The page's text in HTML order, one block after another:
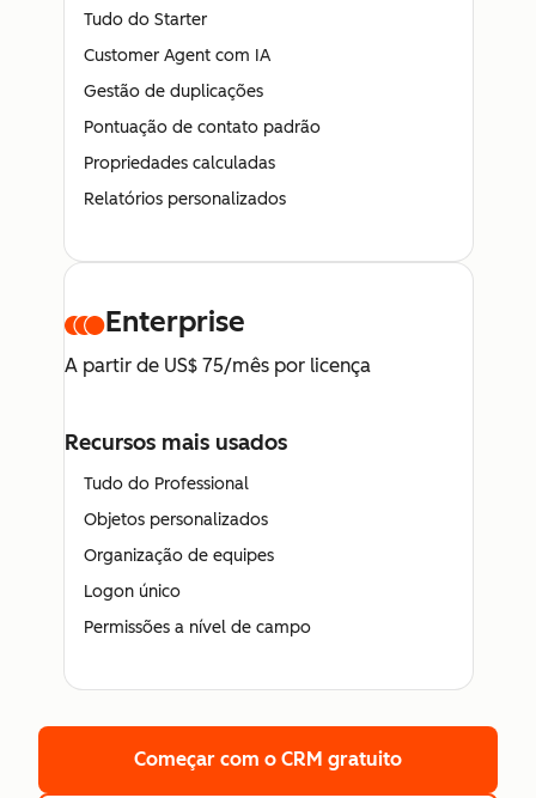
Tudo do Starter
Customer Agent com IA
Gestão de duplicações
Pontuação de contato padrão
Propriedades calculadas
Relatórios personalizados
Enterprise
A partir de US$ 75/mês por licença
Recursos mais usados
Tudo do Professional
Objetos personalizados
Organização de equipes
Logon único
Permissões a nível de campo
Começar com o CRM gratuito